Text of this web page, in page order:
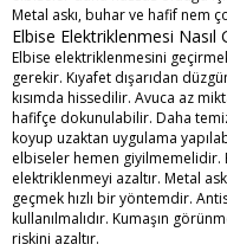
Metal askı, buhar ve hafif nem
Elbise Elektriklenmesi Nasıl
Elbise elektriklenmesini
gerekir. Kıyafet dışarıdan
kısımda hissedilir. Avuca az
hafifçe dokunulabilir. Daha
koyup uzaktan uygulama
elbiseler hemen giyilmemelidir.
elektriklenmeyi azaltır. Metal
geçmek hızlı bir yöntemdir.
kullanılmalıdır. Kumaşın
riskini azaltır.